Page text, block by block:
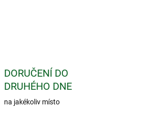
DORUČENÍ DO
DRUHÉHO DNE
na jakékoliv místo